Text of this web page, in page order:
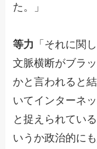
た。」
等力 「それに関
文脈横断がブラ
かと言われると
いてインターネ
と捉えられてい
いうか政治的に